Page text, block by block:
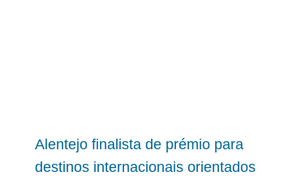
Alentejo finalista de prémio para
destinos internacionais orientados